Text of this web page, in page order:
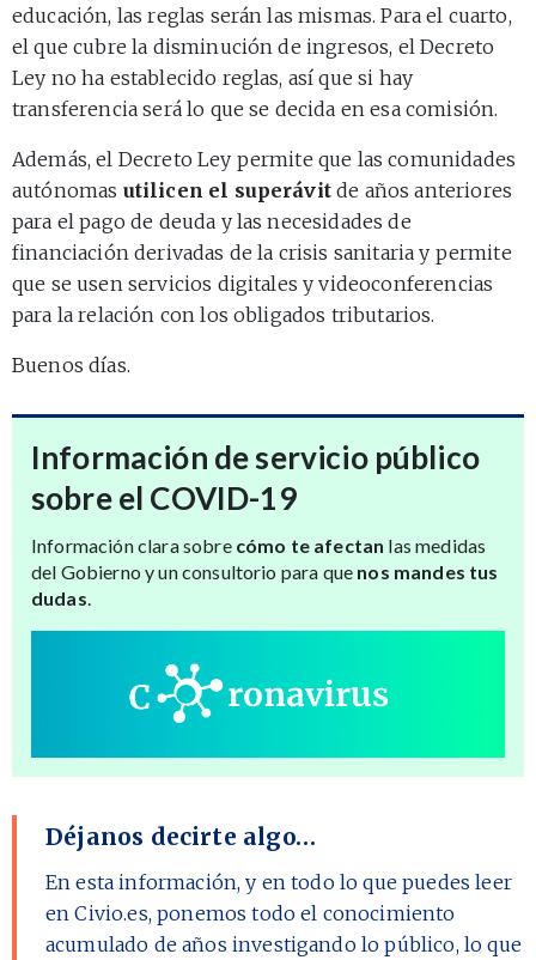
educación, las reglas serán las mismas. Para el cuarto,
el que cubre la disminución de ingresos, el Decreto
Ley no ha establecido reglas, así que si hay
transferencia será lo que se decida en esa comisión.
Además, el Decreto Ley permite que las comunidades
autónomas utilicen el superávitde años anteriores
para el pago de deuda y las necesidades de
financiación derivadas de la crisis sanitaria y permite
que se usen servicios digitales y videoconferencias
para la relación con los obligados tributarios.
Buenos días.
Información de servicio público
sobre el COVID-19
Información clara sobre cómo te afectan las medidas
del Gobierno y un consultorio para que nos mandes tus
dudas
Déjanos decirte algo…
En esta información, y en todo lo que puedes leer
en Civio.es, ponemos todo el conocimiento
acumulado de años investigando lo público, lo que